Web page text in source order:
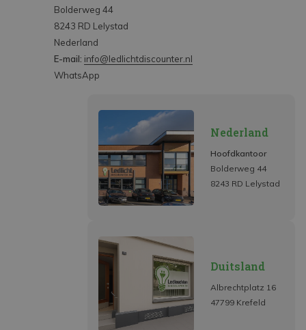
Bolderweg 44
8243 RD Lelystad
Nederland
E-mail: info@ledlichtdiscounter.nl
WhatsApp
Nederland
Hoofdkantoor
Bolderweg 44
8243 RD Lelystad
Duitsland
Albrechtplatz 16
47799 Krefeld